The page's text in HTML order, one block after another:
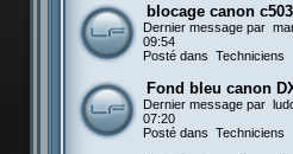
blocage canon
Dernier message par
09:54
Posté dans Techniciens
Fond bleu canon
Dernier message par
07:20
Posté dans Techniciens